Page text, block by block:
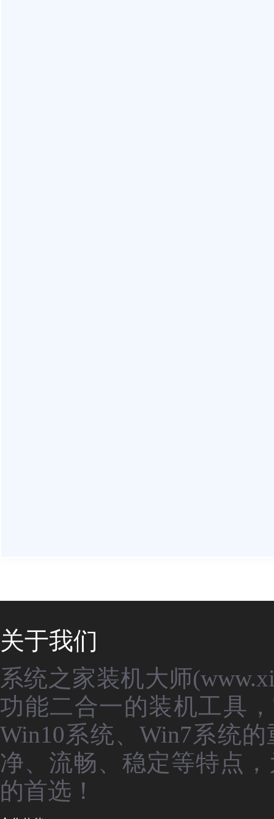
关于我们
系统之家装机大师
功能二合一的装机工具
Win10系统、Win7系统
净、流畅、稳定等特点
的首选！